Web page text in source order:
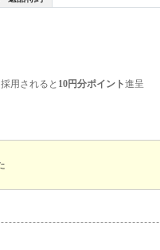
用されると 10円分ポイント進呈